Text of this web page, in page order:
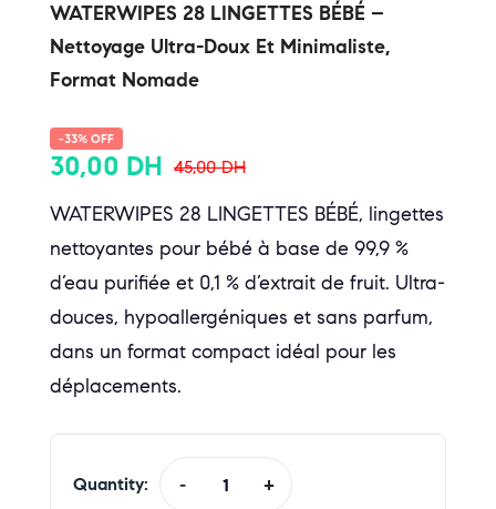
WATERWIPES 28 LINGETTES BÉBÉ –
Nettoyage Ultra-Doux Et Minimaliste,
Format Nomade
-33% OFF
45,00DH
30,00 DH
WATERWIPES 28 LINGETTES BÉBÉ, lingettes
nettoyantes pour bébé à base de 99,9 %
d’eau purifiée et 0,1 % d’extrait de fruit. Ultra-
douces, hypoallergéniques et sans parfum,
dans un format compact idéal pour les
déplacements.
Quantity: - +